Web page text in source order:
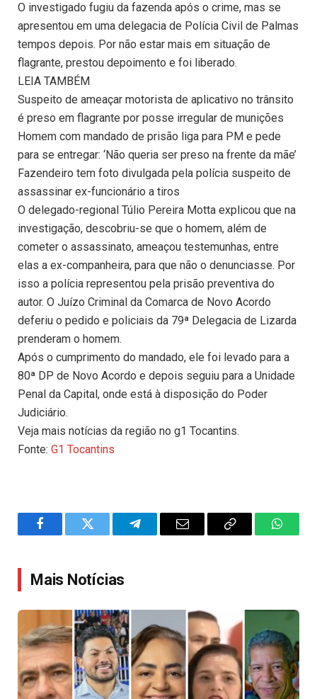
O investigado fugiu da fazenda após o crime, mas se
apresentou em uma delegacia de Polícia Civil de Palmas
tempos depois. Por não estar mais em situação de
flagrante, prestou depoimento e foi liberado.
LEIA TAMBÉM
Suspeito de ameaçar motorista de aplicativo no trânsito
é preso em flagrante por posse irregular de munições
Homem com mandado de prisão liga para PM e pede
para se entregar: ‘Não queria ser preso na frente da mãe’
Fazendeiro tem foto divulgada pela polícia suspeito de
assassinar ex-funcionário a tiros
O delegado-regional Túlio Pereira Motta explicou que na
investigação, descobriu-se que o homem, além de
cometer o assassinato, ameaçou testemunhas, entre
elas a ex-companheira, para que não o denunciasse. Por
isso a polícia representou pela prisão preventiva do
autor. O Juízo Criminal da Comarca de Novo Acordo
deferiu o pedido e policiais da 79ª Delegacia de Lizarda
prenderam o homem.
Após o cumprimento do mandado, ele foi levado para a
80ª DP de Novo Acordo e depois seguiu para a Unidade
Penal da Capital, onde está à disposição do Poder
Judiciário.
Veja mais notícias da região no g1 Tocantins.
Fonte: G1 Tocantins
FacebookTwitter TelegramEmail
Copy
Mais Notícias